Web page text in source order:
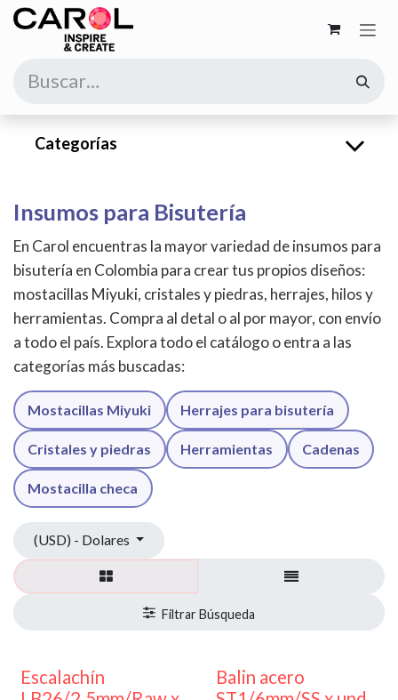
Ir al contenido
Categorías
Insumos para Bisutería
En Carol encuentras la mayor variedad de insumos para
bisutería en Colombia para crear tus propios diseños:
mostacillas Miyuki, cristales y piedras, herrajes, hilos y
herramientas. Compra al detal o al por mayor, con envío
a todo el país. Explora todo el catálogo o entra a las
categorías más buscadas:
Mostacillas Miyuki Herrajes para bisutería
Cristales y piedras Herramientas Cadenas
Mostacilla checa
(USD) - Dolares
Escalachín
Balin acero